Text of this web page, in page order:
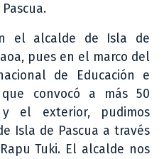
el alcalde de Isla de
pues en el marco del
de Educación e
convocó a más 50
el exterior, pudimos
Isla de Pascua a través
Tuki. El alcalde nos